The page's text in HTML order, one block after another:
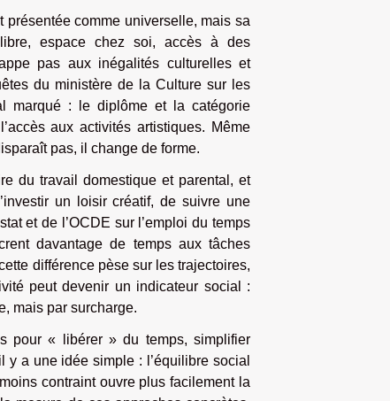
comme universelle, mais sa
espace chez soi, accès à des
pas aux inégalités culturelles et
du ministère de la Culture sur les
marqué : le diplôme et la catégorie
aux activités artistiques. Même
pas, il change de forme.
du travail domestique et parental, et
un loisir créatif, de suivre une
et de l’OCDE sur l’emploi du temps
davantage de temps aux tâches
différence pèse sur les trajectoires,
peut devenir un indicateur social :
mais par surcharge.
pour « libérer » du temps, simplifier
a une idée simple : l’équilibre social
contraint ouvre plus facilement la